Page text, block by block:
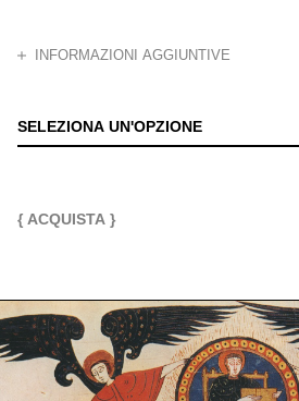
INFORMAZIONI AGGIUNTIVE
Favorito dalle paure del millennio che
SELEZIONA UN'OPZIONE
{ ACQUISTA }